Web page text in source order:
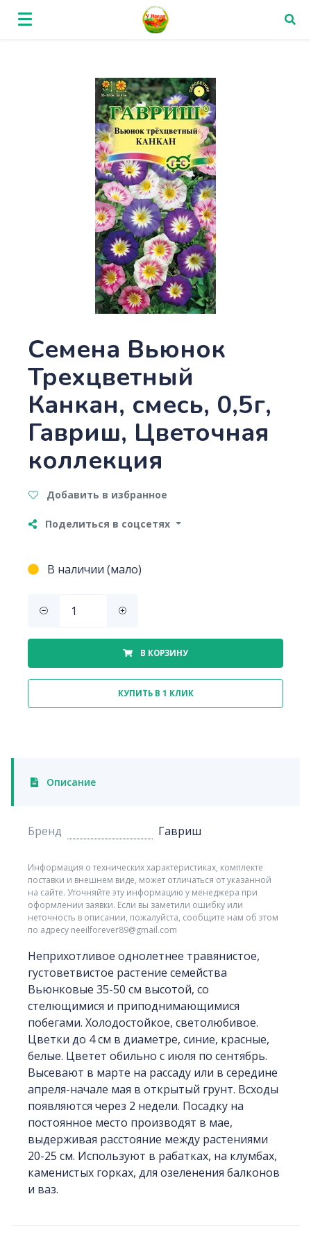
Семена Вьюнок
Трехцветный
Канкан, смесь, 0,5г,
Гавриш, Цветочная
коллекция
Добавить в избранное
Поделиться в соцсетях
В наличии (мало)
В КОРЗИНУ
КУПИТЬ В 1 КЛИК
Описание
Бренд Гавриш
Информация о технических характеристиках, комплекте
поставки и внешнем виде, может отличаться от указанной
на сайте. Уточняйте эту информацию у менеджера при
оформлении заявки. Если вы заметили ошибку или
неточность в описании, пожалуйста, сообщите нам об этом
по адресу neeilforever89@gmail.com
Неприхотливое однолетнее травянистое,
густоветвистое растение семейства
Вьюнковые 35-50 см высотой, со
стелющимися и приподнимающимися
побегами. Холодостойкое, светолюбивое.
Цветки до 4 см в диаметре, синие, красные,
белые. Цветет обильно с июля по сентябрь.
Высевают в марте на рассаду или в середине
апреля-начале мая в открытый грунт. Всходы
появляются через 2 недели. Посадку на
постоянное место производят в мае,
выдерживая расстояние между растениями
20-25 см. Используют в рабатках, на клумбах,
каменистых горках, для озеленения балконов
и ваз.